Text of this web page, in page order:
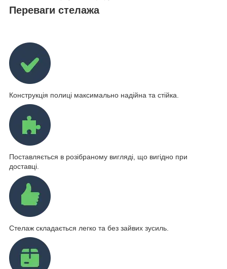
Переваги стелажа
Конструкція полиці максимально надійна та стійка.
Поставляється в розібраному вигляді, що вигідно при
доставці.
Стелаж складається легко та без зайвих зусиль.